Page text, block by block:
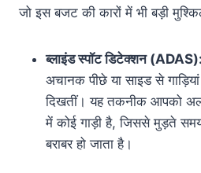
जो इस बजट की कारों में भी बड़ी
ब्लाइंड स्पॉट डिटेक्शन (ADAS):
अचानक पीछे या साइड से
दिखतीं। यह तकनीक आपको
में कोई गाड़ी है, जिससे मुड़ते
बराबर हो जाता है।